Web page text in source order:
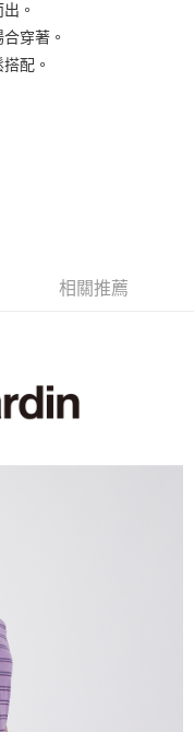
。
穿著。
配。
相關推薦